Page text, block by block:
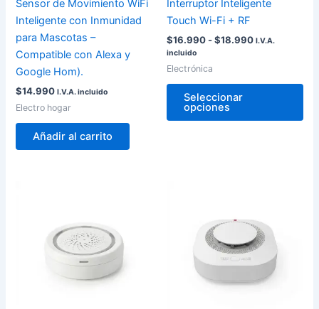
Sensor de Movimiento WiFi
Inteligente con Inmunidad
para Mascotas –
Compatible con Alexa y
Google Hom).
$14.990 I.V.A. incluido
Electro hogar
Añadir al carrito
Interruptor Inteligente
Touch Wi-Fi + RF
$16.990 -$18.990 I.V.A.
incluido
Electrónica
Seleccionar
opciones